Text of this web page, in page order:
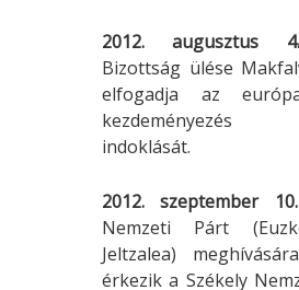
2012. augusztus 4.
Bizottság ülése
elfogadja az
kezdeményezés
indoklását.
2012. szeptember 10.
Nemzeti Párt
Jeltzalea)
érkezik a Székely